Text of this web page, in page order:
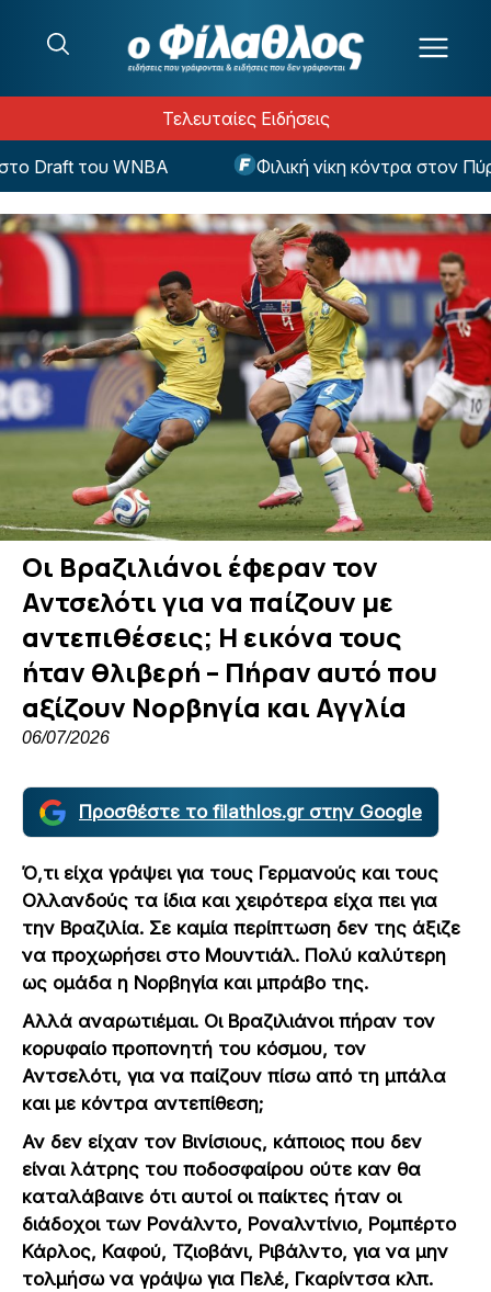
Τελευταίες Ειδήσεις
του WNBA Φιλική νίκη κόντρα στον
Οι Βραζιλιάνοι έφεραν τον
Αντσελότι για να παίζουν με
αντεπιθέσεις; Η εικόνα τους
ήταν θλιβερή – Πήραν αυτό που
αξίζουν Νορβηγία και Αγγλία
06/07/2026
Προσθέστε το filathlos.gr στην Google
Ό,τι είχα γράψει για τους Γερμανούς και τους
Ολλανδούς τα ίδια και χειρότερα είχα πει για
την Βραζιλία. Σε καμία περίπτωση δεν της άξιζε
να προχωρήσει στο Μουντιάλ. Πολύ καλύτερη
ως ομάδα η Νορβηγία και μπράβο της.
Αλλά αναρωτιέμαι. Οι Βραζιλιάνοι πήραν τον
κορυφαίο προπονητή του κόσμου, τον
Αντσελότι, για να παίζουν πίσω από τη μπάλα
και με κόντρα αντεπίθεση;
Αν δεν είχαν τον Βινίσιους, κάποιος που δεν
είναι λάτρης του ποδοσφαίρου ούτε καν θα
καταλάβαινε ότι αυτοί οι παίκτες ήταν οι
διάδοχοι των Ρονάλντο, Ροναλντίνιο, Ρομπέρτο
Κάρλος, Καφού, Τζιοβάνι, Ριβάλντο, για να μην
τολμήσω να γράψω για Πελέ, Γκαρίντσα κλπ.